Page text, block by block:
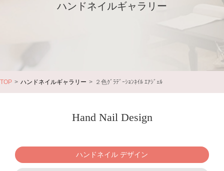
ハンドネイルギャラリー
TOP ハンドネイルギャラリー ２色ｸﾞﾗﾃﾞｰｼｮﾝﾈｲﾙ ｴｱｼﾞｪﾙ
Hand Nail Design
ハンドネイル デザイン